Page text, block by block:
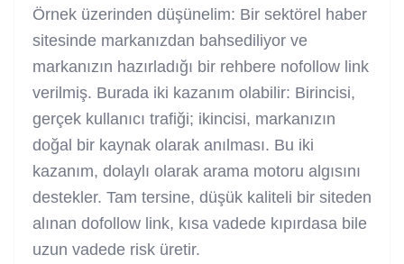
Örnek üzerinden düşünelim: Bir sektörel haber
sitesinde markanızdan bahsediliyor ve
markanızın hazırladığı bir rehbere nofollow link
verilmiş. Burada iki kazanım olabilir: Birincisi,
gerçek kullanıcı trafiği; ikincisi, markanızın
doğal bir kaynak olarak anılması. Bu iki
kazanım, dolaylı olarak arama motoru algısını
destekler. Tam tersine, düşük kaliteli bir siteden
alınan dofollow link, kısa vadede kıpırdasa bile
uzun vadede risk üretir.